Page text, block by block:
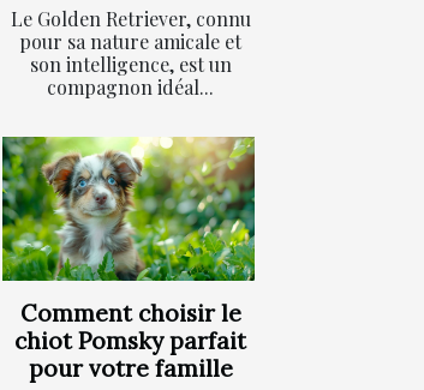
Le Golden Retriever, connu
pour sa nature amicale et
son intelligence, est un
compagnon idéal...
Comment choisir le
chiot Pomsky parfait
pour votre famille